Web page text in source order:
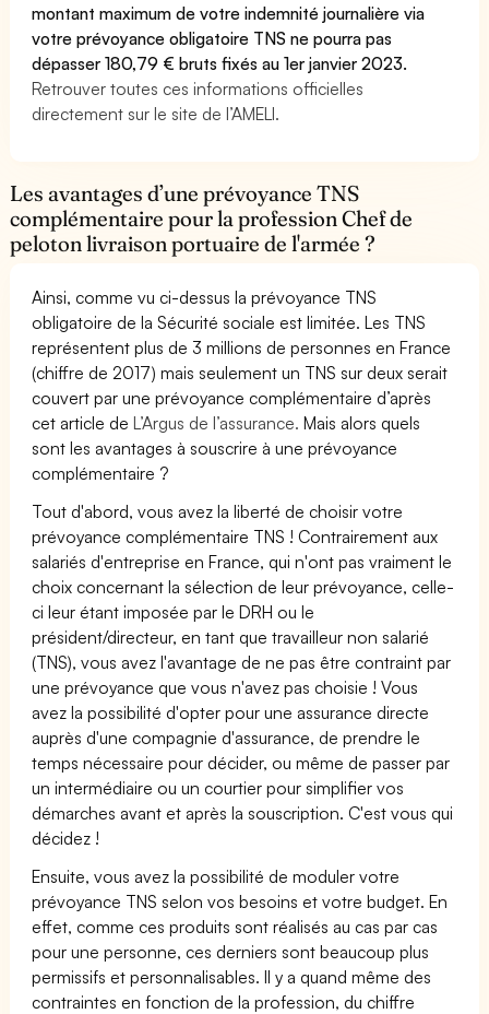
montant maximum de votre indemnité journalière via
votre prévoyance obligatoire TNS ne pourra pas
dépasser 180,79 € bruts fixés au 1er janvier 2023.
Retrouver toutes ces informations officielles
directement sur le site de l’AMELI.
Les avantages d’une prévoyance TNS
complémentaire pour la profession Chef de
peloton livraison portuaire de l'armée ?
Ainsi, comme vu ci-dessus la prévoyance TNS
obligatoire de la Sécurité sociale est limitée. Les TNS
représentent plus de 3 millions de personnes en France
(chiffre de 2017) mais seulement un TNS sur deux serait
couvert par une prévoyance complémentaire d’après
cet article deL’Argus de l’assurance. Mais alors quels
sont les avantages à souscrire à une prévoyance
complémentaire ?
Tout d'abord, vous avez la liberté de choisir votre
prévoyance complémentaire TNS ! Contrairement aux
salariés d'entreprise en France, qui n'ont pas vraiment le
choix concernant la sélection de leur prévoyance, celle-
ci leur étant imposée par le DRH ou le
président/directeur, en tant que travailleur non salarié
(TNS), vous avez l'avantage de ne pas être contraint par
une prévoyance que vous n'avez pas choisie ! Vous
avez la possibilité d'opter pour une assurance directe
auprès d'une compagnie d'assurance, de prendre le
temps nécessaire pour décider, ou même de passer par
un intermédiaire ou un courtier pour simplifier vos
démarches avant et après la souscription. C'est vous qui
décidez !
Ensuite, vous avez la possibilité de moduler votre
prévoyance TNS selon vos besoins et votre budget. En
effet, comme ces produits sont réalisés au cas par cas
pour une personne, ces derniers sont beaucoup plus
permissifs et personnalisables. Il y a quand même des
contraintes en fonction de la profession, du chiffre